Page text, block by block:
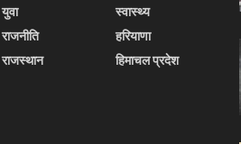
युवा
राजनीति
राजस्थान
स्वास्थ्य
हरियाणा
हिमाचल प्रदेश